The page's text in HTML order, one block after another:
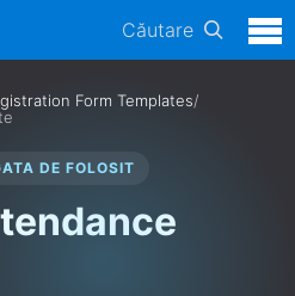
Căutare
Form Templates/
DE FOLOSIT